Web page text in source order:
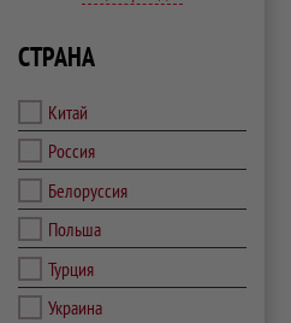
СТРАНА
Китай
Россия
Белоруссия
Польша
Турция
Украина